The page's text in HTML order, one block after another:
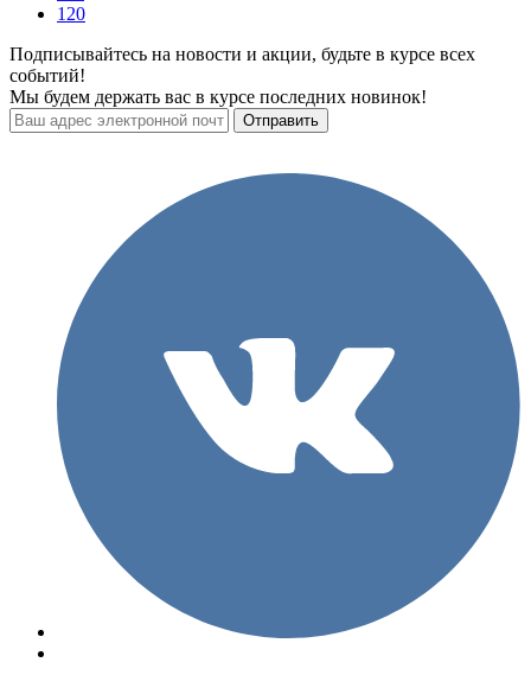
120
Подписывайтесь на новости и акции, будьте в курсе всех
событий!
Мы будем держать вас в курсе последних новинок!